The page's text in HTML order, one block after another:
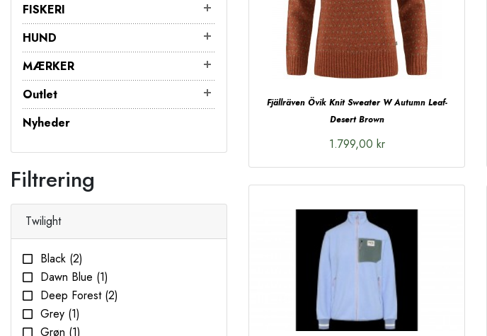
FISKERI
HUND
MÆRKER
Outlet
Nyheder
Filtrering
Twilight
Black (2)
Dawn Blue (1)
Deep Forest (2)
Grey (1)
Grøn (1)
Fjällräven Övik Knit Sweater W Autumn Leaf-
Desert Brown
1.799,00 kr